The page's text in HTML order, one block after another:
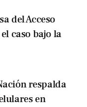
del Acceso
caso bajo la
respalda
en